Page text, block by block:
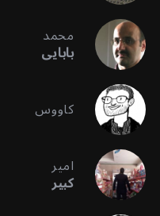
محمد
بابایی
کاووس
امیر
کبیر